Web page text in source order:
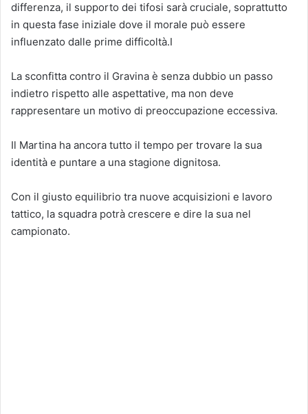
differenza, il supporto dei tifosi sarà cruciale, soprattutto
in questa fase iniziale dove il morale può essere
influenzato dalle prime difficoltà.I
La sconfitta contro il Gravina è senza dubbio un passo
indietro rispetto alle aspettative, ma non deve
rappresentare un motivo di preoccupazione eccessiva.
Il Martina ha ancora tutto il tempo per trovare la sua
identità e puntare a una stagione dignitosa.
Con il giusto equilibrio tra nuove acquisizioni e lavoro
tattico, la squadra potrà crescere e dire la sua nel
campionato.